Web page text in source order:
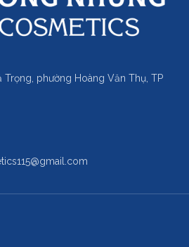
Trọng, phường Hoàng Văn Thụ, TP